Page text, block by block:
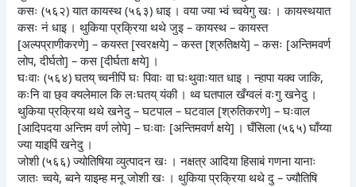
कसः (५६२) यात कायस्थ (५६३) धाइ । वया ज्या भ्वं च्वयेगु खः । कायस्थयात
कसः नं धाइ । थुकिया प्रक्रिया थथे जुइ – कायस्थ – कायस्त
[अल्पप्राणीकरणे] – कयस्त [स्वरक्षये] – कस्त [श्रुतिक्षये] – कसः [अन्तिमवर्ण
लोप, दीर्घतो] – कस [दीर्घता क्षये] ।
घःवाः (५६४) घतय् च्वनीपिं घः पिवाः वा घःथुवाःयात धाइ । न्हापा यक्व जाकि,
कःनि वा छ्व क्यलेमाल कि लःघतय् यंकी । थ्व घतपाल खँग्वलं वःगु खनेदु ।
थुकिया प्रक्रिया थथे खनेदु – घटपाल – घटवाल [श्रुतिकरणे] – घःवाल
[आदिपदया अन्तिम वर्ण लोपे] – घःवाः [अन्तिमवर्ण क्षये] । घँसिला (५६५) घाँय्या
ज्या याइपिं खनेदु ।
जोशी (५६६) ज्योतिषिया व्युत्पादन खः । नक्षत्र आदिया हिसाबं गणना यानाः
जातः च्वये, ब्वने याइम्ह मनू जोशी खः । थुकिया प्रक्रिया थथे दु – ज्यौतिषि